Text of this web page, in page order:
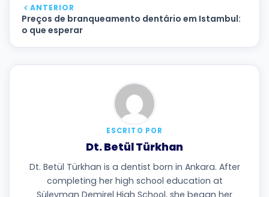
ANTERIOR
Preços de branqueamento dentário em Istambul:
o que esperar
ESCRITO POR
Dt. Betül Türkhan
Dt. Betül Türkhan is a dentist born in Ankara. After
completing her high school education at